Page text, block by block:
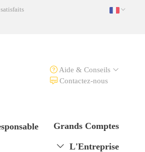
Aide & Conseils
Contactez-nous
Grands Comptes
L'Entreprise